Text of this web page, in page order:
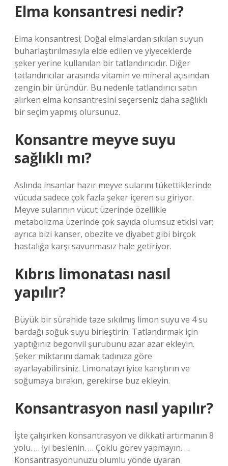
Elma konsantresi nedir?
Elma konsantresi; Doğal elmalardan sıkılan suyun
buharlaştırılmasıyla elde edilen ve yiyeceklerde
şeker yerine kullanılan bir tatlandırıcıdır. Diğer
tatlandırıcılar arasında vitamin ve mineral açısından
zengin bir üründür. Bu nedenle tatlandırıcı satın
alırken elma konsantresini seçerseniz daha sağlıklı
bir seçim yapmış olursunuz.
Konsantre meyve suyu
sağlıklı mı?
Aslında insanlar hazır meyve sularını tükettiklerinde
vücuda sadece çok fazla şeker içeren su giriyor.
Meyve sularının vücut üzerinde özellikle
metabolizma üzerinde çok sayıda olumsuz etkisi var;
ayrıca bizi kanser, obezite ve diyabet gibi birçok
hastalığa karşı savunmasız hale getiriyor.
Kıbrıs limonatası nasıl
yapılır?
Büyük bir sürahide taze sıkılmış limon suyu ve 4 su
bardağı soğuk suyu birleştirin. Tatlandırmak için
yaptığınız begonvil şurubunu azar azar ekleyin.
Şeker miktarını damak tadınıza göre
ayarlayabilirsiniz. Limonatayı iyice karıştırın ve
soğumaya bırakın, gerekirse buz ekleyin.
Konsantrasyon nasıl yapılır?
İşte çalışırken konsantrasyon ve dikkati artırmanın 8
yolu. … İyi beslenin. … Çoklu görev yapmayın. …
Konsantrasyonunuzu olumlu yönde uyaran